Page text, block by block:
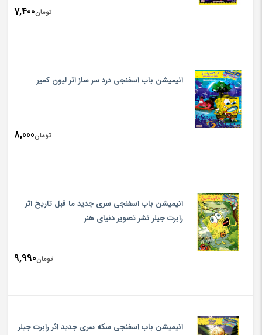
تومان7,400
انیمیشن باب اسفنجی درد سر ساز اثر لیون کمیر
تومان8,000
انیمیشن باب اسفنجی سری جدید ما قبل تاریخ اثر
رابرت جیلر نشر تصویر دنیای هنر
تومان9,990
انیمیشن باب اسفنجی سکه سری جدید اثر رابرت جیلر